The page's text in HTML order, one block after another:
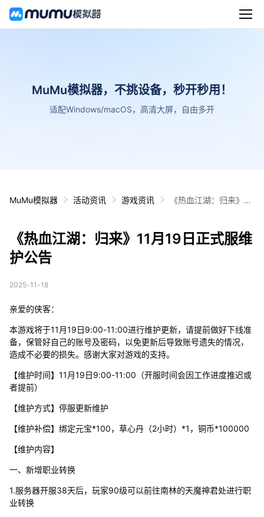
MuMu模拟器，不挑设备，秒开秒用！
适配Windows/macOS，高清大屏，自由多开
MuMu模拟器 活动资讯 游戏资讯
《热血江湖：归来》11
《热血江湖：归来》11月19日正式服维
护公告
2025-11-18
亲爱的侠客：
本游戏将于11月19日9:00-11:00进行维护更新，请提前做好下线准
备，保管好自己的账号及密码，以免更新后导致账号遗失的情况，
造成不必要的损失。感谢大家对游戏的支持。
【维护时间】11月19日9:00-11:00（开服时间会因工作进度推迟或
者提前）
【维护方式】停服更新维护
【维护补偿】绑定元宝*100，草心丹（2小时）*1，铜币*100000
【维护内容】
一、新增职业转换
1.服务器开服38天后，玩家90级可以前往南林的天魔神君处进行职
业转换